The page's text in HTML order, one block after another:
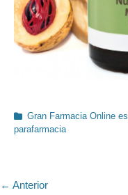
Categorías
Gran Farmacia Online
parafarmacia
Navegación
← Anterior